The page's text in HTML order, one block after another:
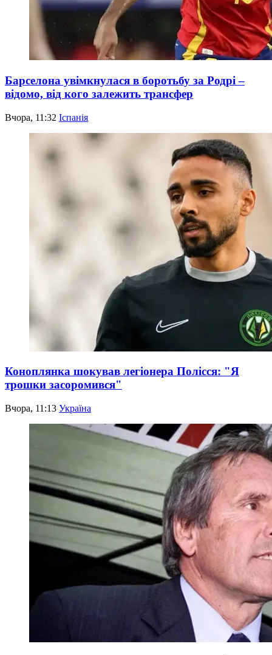
Барселона увімкнулася в боротьбу за Родрі –
відомо, від кого залежить трансфер
Вчора, 11:32 Іспанія
Коноплянка шокував легіонера Полісся: "Я
трошки засоромився"
Вчора, 11:13 Україна